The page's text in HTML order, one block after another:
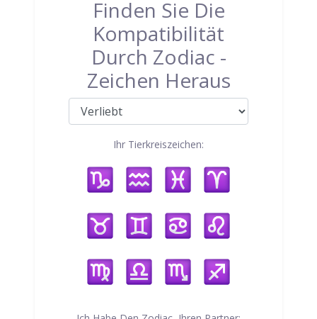
Finden Sie Die
Kompatibilität
Durch Zodiac -
Zeichen Heraus
Ihr Tierkreiszeichen: